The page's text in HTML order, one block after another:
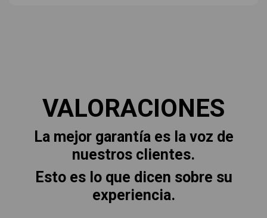
VALORACIONES
La mejor garantía es la voz de
nuestros clientes.
Esto es lo que dicen sobre su
experiencia.